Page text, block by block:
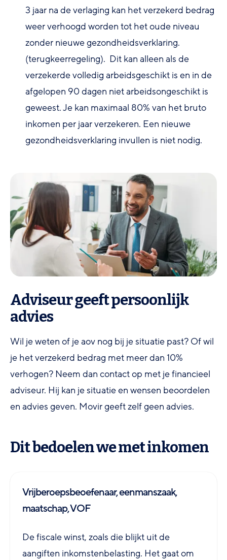
3 jaar na de verlaging kan het verzekerd bedrag
weer verhoogd worden tot het oude niveau
zonder nieuwe gezondheidsverklaring.
(terugkeerregeling). Dit kan alleen als de
verzekerde volledig arbeidsgeschikt is en in de
afgelopen 90 dagen niet arbeidsongeschikt is
geweest. Je kan maximaal 80% van het bruto
inkomen per jaar verzekeren. Een nieuwe
gezondheidsverklaring invullen is niet nodig.
Adviseur geeft persoonlijk
advies
Wil je weten of je aov nog bij je situatie past? Of wil
je het verzekerd bedrag met meer dan 10%
verhogen? Neem dan contact op met je financieel
adviseur. Hij kan je situatie en wensen beoordelen
en advies geven. Movir geeft zelf geen advies.
Dit bedoelen we met inkomen
Vrijberoepsbeoefenaar, eenmanszaak,
maatschap, VOF
De fiscale winst, zoals die blijkt uit de
aangiften inkomstenbelasting. Het gaat om